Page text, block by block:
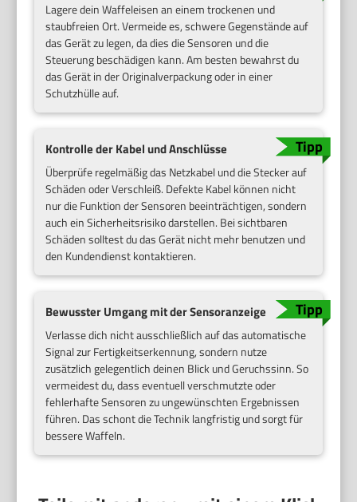
Lagere dein Waffeleisen an einem trockenen und
staubfreien Ort. Vermeide es, schwere Gegenstände auf
das Gerät zu legen, da dies die Sensoren und die
Steuerung beschädigen kann. Am besten bewahrst du
das Gerät in der Originalverpackung oder in einer
Schutzhülle auf.
Kontrolle der Kabel und Anschlüsse
Überprüfe regelmäßig das Netzkabel und die Stecker auf
Schäden oder Verschleiß. Defekte Kabel können nicht
nur die Funktion der Sensoren beeinträchtigen, sondern
auch ein Sicherheitsrisiko darstellen. Bei sichtbaren
Schäden solltest du das Gerät nicht mehr benutzen und
den Kundendienst kontaktieren.
Bewusster Umgang mit der Sensoranzeige
Verlasse dich nicht ausschließlich auf das automatische
Signal zur Fertigkeitserkennung, sondern nutze
zusätzlich gelegentlich deinen Blick und Geruchssinn. So
vermeidest du, dass eventuell verschmutzte oder
fehlerhafte Sensoren zu ungewünschten Ergebnissen
führen. Das schont die Technik langfristig und sorgt für
bessere Waffeln.